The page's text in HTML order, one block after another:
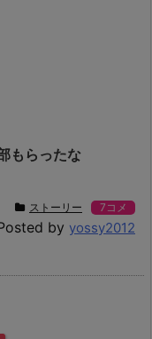
もらったな
ストーリー 7コメ
by yossy2012